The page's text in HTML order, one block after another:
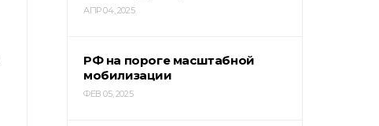
АПР 04, 2025
РФ на пороге масштабной
мобилизации
ФЕВ 05, 2025